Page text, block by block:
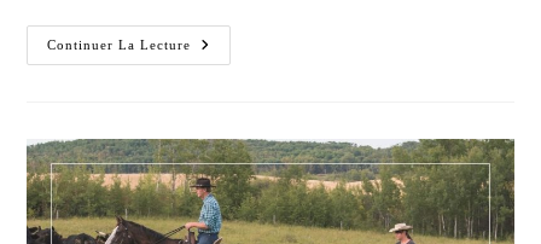
Continuer La Lecture
FAQs
–